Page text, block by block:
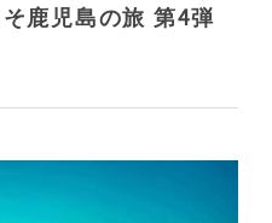
鹿児島の旅 第4弾